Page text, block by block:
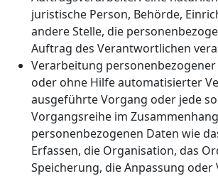
juristische Person, Behörde,
andere Stelle, die
Auftrag des Verantwortlichen
Verarbeitung
oder ohne Hilfe automatisierter
ausgeführte Vorgang oder jede
Vorgangsreihe im
personenbezogenen Daten wie
Erfassen, die Organisation, das
Speicherung, die Anpassung oder